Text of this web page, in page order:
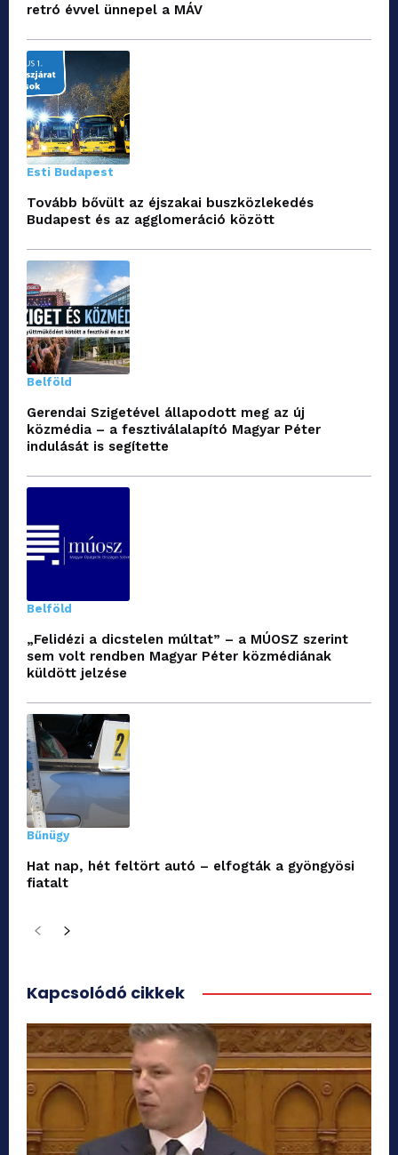
retró évvel ünnepel a MÁV
Esti Budapest
Tovább bővült az éjszakai buszközlekedés
Budapest és az agglomeráció között
Belföld
Gerendai Szigetével állapodott meg az új
közmédia – a fesztiválalapító Magyar Péter
indulását is segítette
Belföld
„Felidézi a dicstelen múltat” – a MÚOSZ szerint
sem volt rendben Magyar Péter közmédiának
küldött jelzése
Bűnügy
Hat nap, hét feltört autó – elfogták a gyöngyösi
fiatalt
Kapcsolódó cikkek